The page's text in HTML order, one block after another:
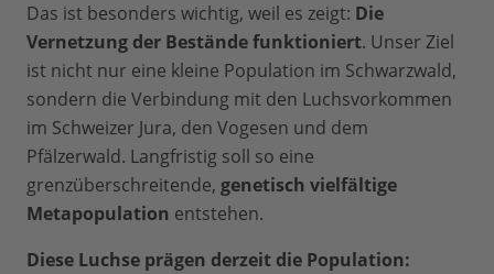
Das ist besonders wichtig, weil es zeigt: Die
Vernetzung der Bestände funktioniert. Unser Ziel
ist nicht nur eine kleine Population im Schwarzwald,
sondern die Verbindung mit den Luchsvorkommen
im Schweizer Jura, den Vogesen und dem
Pfälzerwald. Langfristig soll so eine
grenzüberschreitende, genetisch vielfältige
Metapopulation entstehen.
Diese Luchse prägen derzeit die Population: